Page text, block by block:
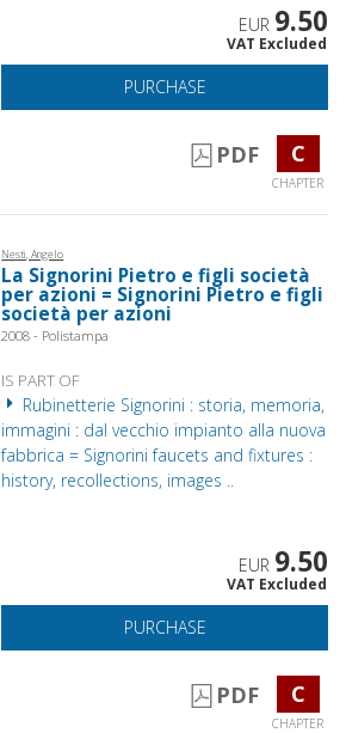
EUR 9.50
VAT Excluded
PURCHASE
PDF C
CHAPTER
Nesti, Angelo
La Signorini Pietro e figli società
per azioni = Signorini Pietro e figli
società per azioni
2008 - Polistampa
IS PART OF
Rubinetterie Signorini : storia, memoria,
immagini : dal vecchio impianto alla nuova
fabbrica = Signorini faucets and fixtures :
history, recollections, images ..
EUR 9.50
VAT Excluded
PURCHASE
PDF C
CHAPTER